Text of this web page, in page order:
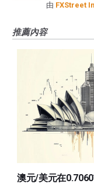
由 FXStreet
推薦內容
澳元/美元在